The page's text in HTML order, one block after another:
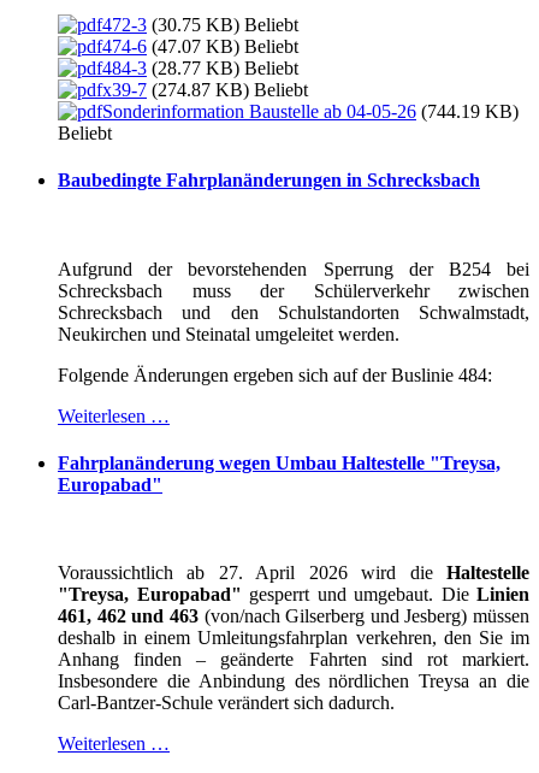
472-3 (30.75 KB) Beliebt
474-6 (47.07 KB) Beliebt
484-3 (28.77 KB) Beliebt
x39-7 (274.87 KB) Beliebt
Sonderinformation Baustelle ab 04-05-26 (744.19 KB)
Beliebt
Baubedingte Fahrplanänderungen in Schrecksbach
Aufgrund der bevorstehenden Sperrung der B254 bei
Schrecksbach muss der Schülerverkehr zwischen
Schrecksbach und den Schulstandorten Schwalmstadt,
Neukirchen und Steinatal umgeleitet werden.
Folgende Änderungen ergeben sich auf der Buslinie 484:
Weiterlesen …
Fahrplanänderung wegen Umbau Haltestelle "Treysa,
Europabad"
Voraussichtlich ab 27. April 2026 wird die Haltestelle
"Treysa, Europabad" gesperrt und umgebaut. DieLinien
461, 462 und 463(von/nach Gilserberg und Jesberg) müssen
deshalb in einem Umleitungsfahrplan verkehren, den Sie im
Anhang finden – geänderte Fahrten sind rot markiert.
Insbesondere die Anbindung des nördlichen Treysa an die
Carl-Bantzer-Schule verändert sich dadurch.
Weiterlesen …